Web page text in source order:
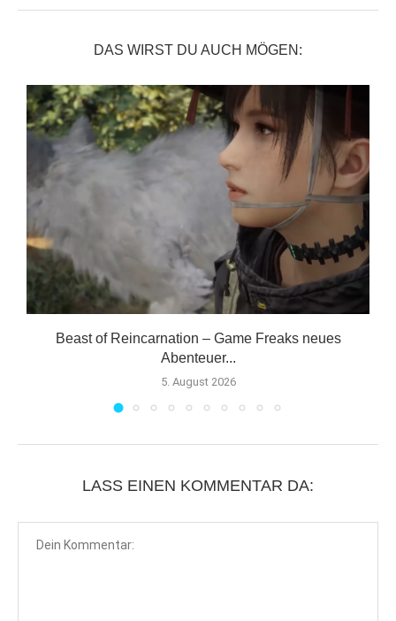
DAS WIRST DU AUCH MÖGEN:
Beast of Reincarnation – Game Freaks neues
Abenteuer...
5. August 2026
LASS EINEN KOMMENTAR DA: